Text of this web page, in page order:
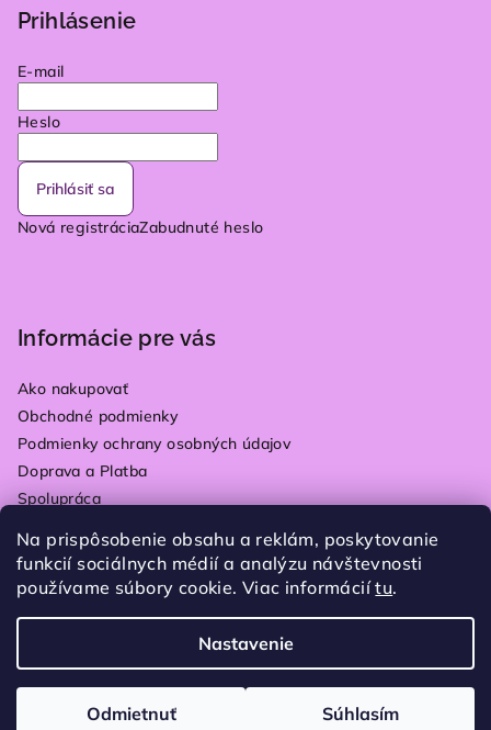
Na prispôsobenie obsahu a reklám, poskytovanie
funkcií sociálnych médií a analýzu návštevnosti
používame súbory cookie. Viac informáciítu.
Nastavenie
Odmietnuť Súhlasím
Prihlásenie
E-mail
Heslo
Prihlásiť sa
Nová registráciaZabudnuté heslo
Informácie pre vás
Ako nakupovať
Obchodné podmienky
Podmienky ochrany osobných údajov
Doprava a Platba
Spolupráca
Vrátenie tovaru
Blog
Upraviť nastavenie cookies